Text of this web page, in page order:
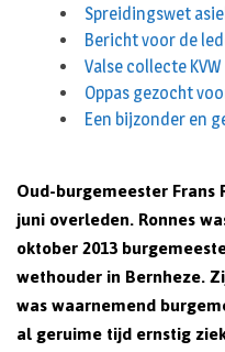
Spreidingswet
Bericht voor de
Valse collecte KVW
Oppas gezocht
Een bijzonder en
Oud-burgemeester Frans
juni overleden. Ronnes
oktober 2013
wethouder in Bernheze.
was waarnemend
al geruime tijd ernstig